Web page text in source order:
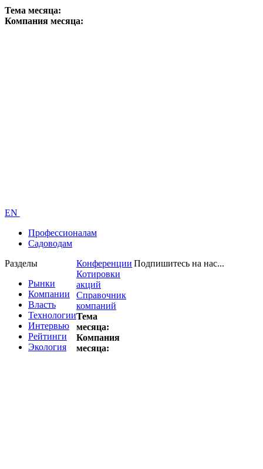
Тема месяца:
Компания месяца:
EN
Профессионалам
Садоводам
Разделы
Рынки
Компании
Власть
Технологии
Интервью
Рейтинги
Экология
Конференции
Котировки
акций
Справочник
компаний
Тема
месяца:
Компания
месяца:
Подпишитесь на нас...